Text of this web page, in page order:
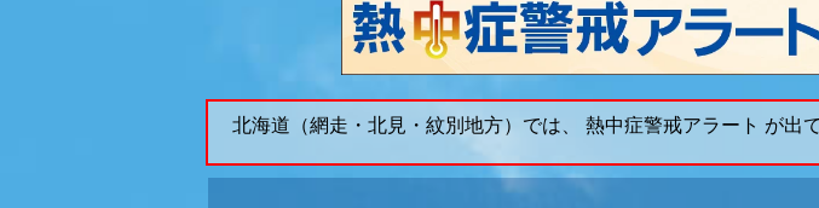
北海道（網走・北見・紋別地方）では、 熱中症警戒アラート が出